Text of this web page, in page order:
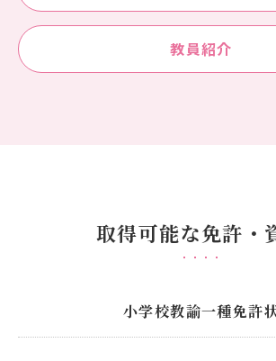
教員紹介
取得可能な免許・
小学校教諭一種免許